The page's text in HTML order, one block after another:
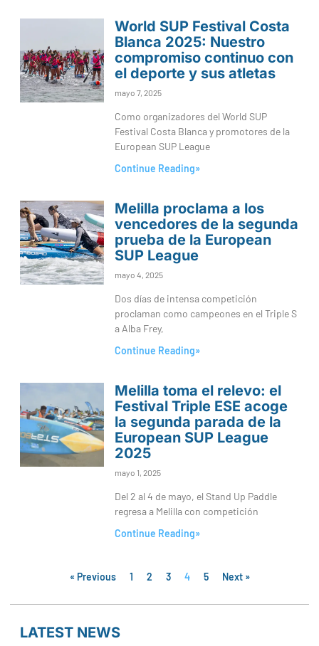
World SUP Festival Costa
Blanca 2025: Nuestro
compromiso continuo con
el deporte y sus atletas
mayo 7, 2025
Como organizadores del World SUP
Festival Costa Blanca y promotores de la
European SUP League
Continue Reading»
Melilla proclama a los
vencedores de la segunda
prueba de la European
SUP League
mayo 4, 2025
Dos días de intensa competición
proclaman como campeones en el Triple S
a Alba Frey,
Continue Reading»
Melilla toma el relevo: el
Festival Triple ESE acoge
la segunda parada de la
European SUP League
2025
mayo 1, 2025
Del 2 al 4 de mayo, el Stand Up Paddle
regresa a Melilla con competición
Continue Reading»
« Previous 1 2 3 4 5 Next »
LATEST NEWS